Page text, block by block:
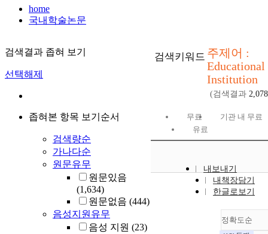
home
국내학술논문
검색결과 좁혀 보기
선택해제
좁혀본 항목 보기순서
검색량순
가나다순
원문유무
원문있음
(1,634)
원문없음 (444)
음성지원유무
음성 지원 (23)
검색키워드 주제어 :
Educational
Institution
(검색결과 2,078
무료
기관 내 무료
유료
내보내기
내책장담기
한글로보기
정확도순